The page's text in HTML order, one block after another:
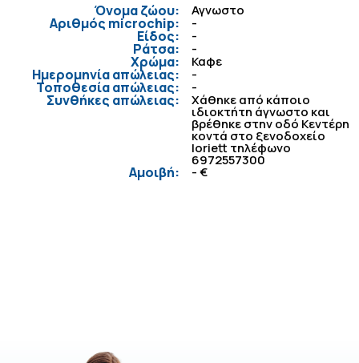
Όνομα ζώου: Αγνωστο
Αριθμός microchip: -
Είδος: -
Ράτσα: -
Χρώμα: Καφε
Ημερομηνία απώλειας: -
Τοποθεσία απώλειας: -
Συνθήκες απώλειας: Χάθηκε από κάποιο
ιδιοκτήτη άγνωστο και
βρέθηκε στην οδό Κεντέρη
κοντά στο ξενοδοχείο
loriett τηλέφωνο
6972557300
Αμοιβή: - €